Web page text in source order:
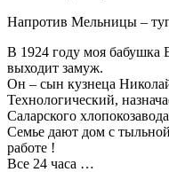
Напротив Мельницы –
В 1924 году моя бабушка
выходит замуж.
Он – сын кузнеца
Технологический,
Саларского
Семье дают дом с
работе !
Все 24 часа …